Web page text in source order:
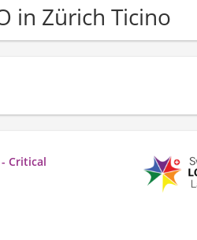
in Zürich Ticino
Critical